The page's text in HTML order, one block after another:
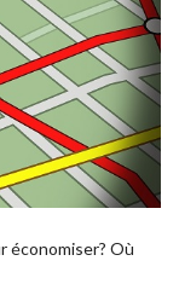
économiser? Où